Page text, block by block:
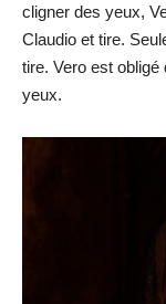
cligner des yeux,
Claudio et tire.
tire. Vero est
yeux.